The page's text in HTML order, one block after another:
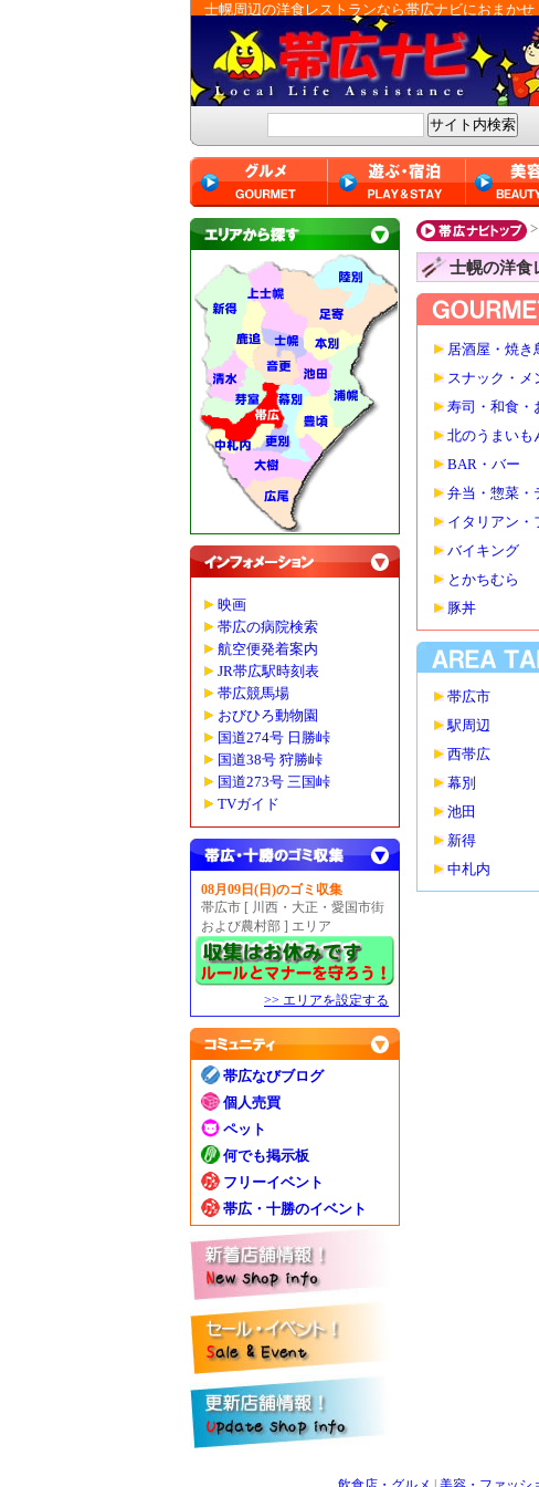
士幌周辺の洋食レストランなら帯広ナビにおまか
映画
帯広の病院検索
航空便発着案内
JR帯広駅時刻表
帯広競馬場
おびひろ動物園
国道274号 日勝峠
国道38号 狩勝峠
国道273号 三国峠
TVガイド
08月09日(日)のゴミ収集
帯広市 [ 川西・大正・愛国市街
および農村部 ] エリア
>> エリアを設定する
帯広なびブログ
個人売買
ペット
何でも掲示板
フリーイベント
帯広・十勝のイベント
>
士幌の洋食
居酒屋・焼き
スナック・メ
寿司・和食・
北のうまいも
BAR・バー
弁当・惣菜・
イタリアン・
バイキング
とかちむら
豚丼
帯広市
駅周辺
西帯広
幕別
池田
新得
中札内